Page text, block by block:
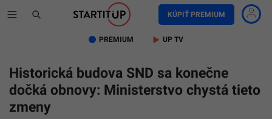
KÚPIŤ PREMIUM
PREMIUM UP TV
Historická budova SND sa konečne
dočká obnovy: Ministerstvo chystá tieto
zmeny